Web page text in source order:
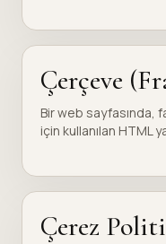
Çerçeve
Bir web sayfasında,
için kullanılan HTML
Çerez